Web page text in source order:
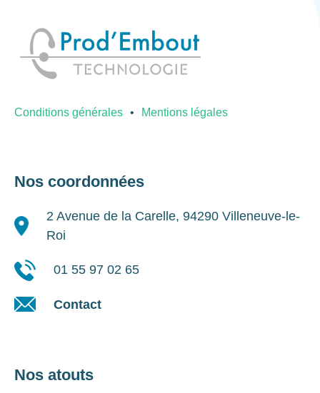
Conditions générales Mentions légales
Nos coordonnées
2 Avenue de la Carelle, 94290 Villeneuve-le-
Roi
01 55 97 02 65
Contact
Nos atouts